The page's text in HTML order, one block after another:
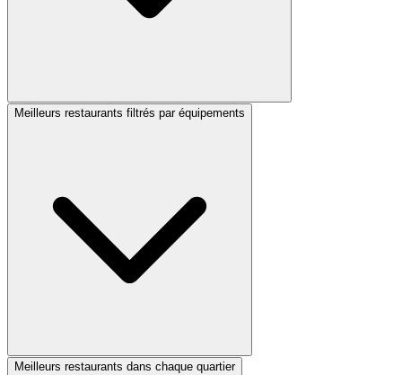
Meilleurs restaurants filtrés par équipements
Meilleurs restaurants dans chaque quartier